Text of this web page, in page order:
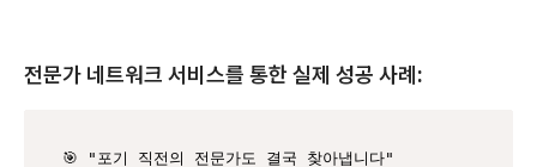
전문가 네트워크 서비스를 통한 실제 성공 사례:
🎯 "포기 직전의 전문가도 결국 찾아냅니다"